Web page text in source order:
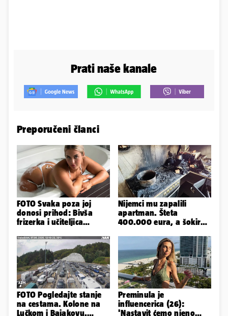
Prati naše kanale
Preporučeni članci
FOTO Svaka poza joj
donosi prihod: Bivša
frizerka i učiteljica
Instagram
Nijemci mu zapalili
apartman. Šteta
400.000 eura, a šokirao
FOTO Pogledajte stanje
na cestama. Kolone na
Lučkom i Bajakovu.
Preminula je
influencerica (26):
'Nastavit ćemo njeno